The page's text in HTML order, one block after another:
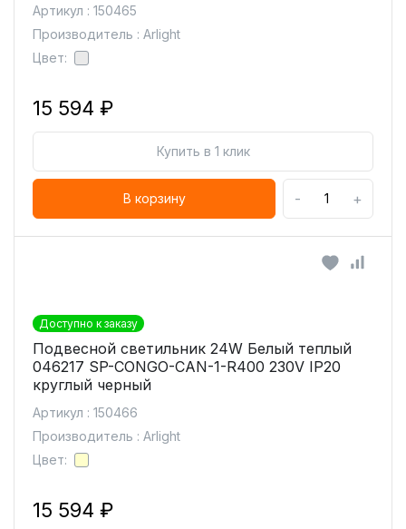
Артикул : 150465
Производитель : Arlight
Цвет:
15 594 ₽
Купить в 1 клик
В корзину - +
Доступно к заказу
Подвесной светильник 24W Белый теплый
046217 SP-CONGO-CAN-1-R400 230V IP20
круглый черный
Артикул : 150466
Производитель : Arlight
Цвет:
15 594 ₽